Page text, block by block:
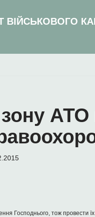
ВІЙСЬКОВОГО
АТО
Господнього, тож провести